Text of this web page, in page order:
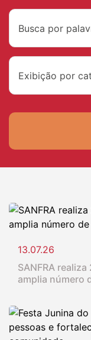
Exibição por
13.07.26
SANFRA
amplia número